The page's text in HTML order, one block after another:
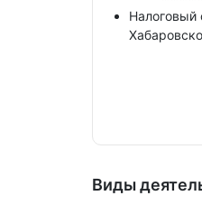
Налоговый
Виды